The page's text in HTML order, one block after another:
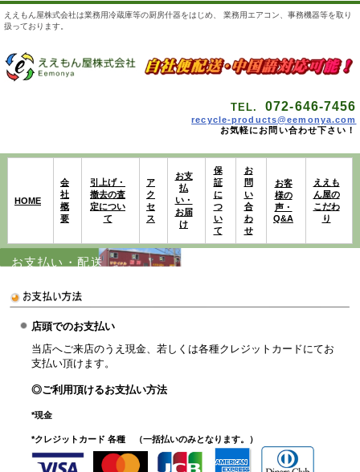
ええもん屋株式会社は業務用冷蔵庫等の厨房什器をはじめ、 業務用エアコン、事務機器等を取り
扱っております。
TEL. 072-646-7456
recycle-products@eemonya.com
お気軽にお問い合わせ下さい！
HOME
会
社
概
要
引上げ・
撤去の査
定につい
て
ア
ク
セ
ス
お支
払
い・
お届
け
保
証
に
つ
い
て
お
問
い
合
わ
せ
お客
様の
声・
Q&A
ええも
ん屋の
こだわ
り
お支払い・配送
店頭でのお支払い
当店へご来店のうえ現金、若しくは各種クレジットカードにてお
支払い頂けます。
◎ご利用頂けるお支払い方法
*現金
*クレジットカード 各種 （一括払いのみとなります。）